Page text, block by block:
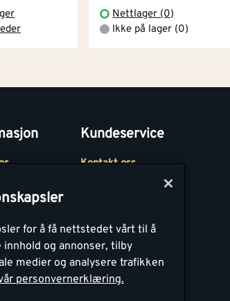
Nettlager (0)
Ikke på lager (0)
Kundeservice
Kontakt oss
Medlemsavtaler
Montér Bedrift
for å få nettstedet vårt til å
og annonser, tilby
medier og analysere trafikken
personvernerklæring.